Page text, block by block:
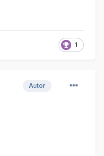
1
Autor